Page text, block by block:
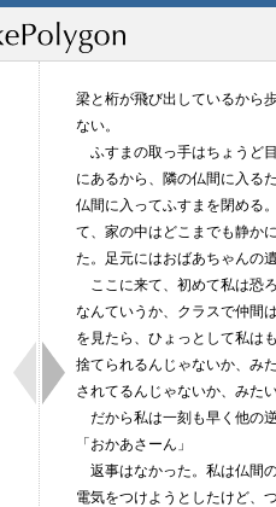
梁と桁が飛び出しているから
ない。
ふすまの取っ手はちょうど
にあるから、隣の仏間に入る
仏間に入ってふすまを閉める
て、家の中はどこまでも静か
た。足元にはおばあちゃんの
ここに来て、初めて私は恐
なんていうか、クラスで仲間
を見たら、ひょっとして私は
捨てられるんじゃないか、み
されてるんじゃないか、みた
だから私は一刻も早く他の
「おかあさーん」
返事はなかった。私は仏間
電気をつけようとしたけど、